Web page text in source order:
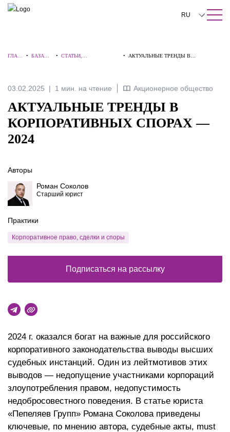
ПОИСК ПО САЙТУ Закрыть
RU
中文
ГЛАВ
• БАЗА
•СТАТЬИ,
• АКТУАЛЬНЫЕ ТРЕНДЫ В
03.02.2025 1 мин. на чтение Акционерное общество
АКТУАЛЬНЫЕ ТРЕНДЫ В
КОРПОРАТИВНЫХ СПОРАХ —
2024
2024 г. оказался богат на важные для российского
корпоративного законодательства выводы высших
судебных инстанций. Один из лейтмотивов этих
выводов — недопущение участниками корпораций
злоупотребления правом, недопустимость
недобросовестного поведения. В статье юриста
«Пепеляев Групп» Романа Соколова приведены
ключевые, по мнению автора, судебные акты, must
Авторы
Роман Соколов
Старший юрист
Практики
Корпоративное право, сделки и споры
Подписаться на рассылку